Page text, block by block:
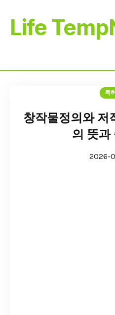
Life
특허
창작물정의와 저
의 뜻과
2026-